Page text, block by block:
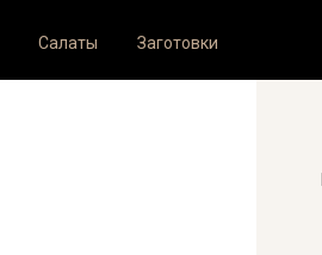
Салаты Заготовки